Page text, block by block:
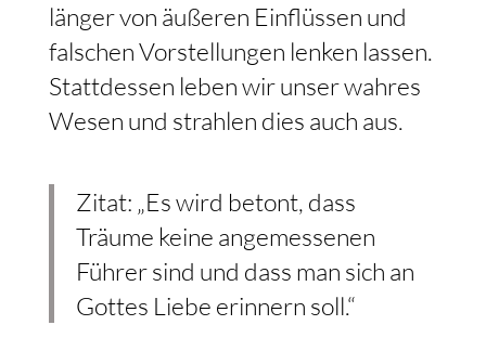
länger von äußeren Einflüssen und
falschen Vorstellungen lenken lassen.
Stattdessen leben wir unser wahres
Wesen und strahlen dies auch aus.
Zitat: „Es wird betont, dass
Träume keine angemessenen
Führer sind und dass man sich an
Gottes Liebe erinnern soll.“